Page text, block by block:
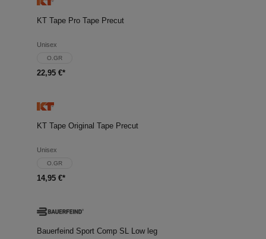
KT Tape Pro Tape Precut
Unisex
O.GR
22,95 €*
KT Tape Original Tape Precut
Unisex
O.GR
14,95 €*
Bauerfeind Sport Comp SL Low leg